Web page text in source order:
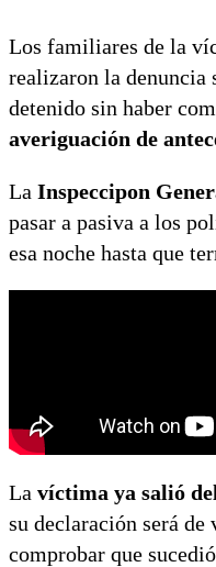
Los familiares de la
realizaron la denuncia
detenido sin haber
averiguación de
La Inspeccipon
pasar a pasiva a los
esa noche hasta que
La víctima ya salió
su declaración será
comprobar que